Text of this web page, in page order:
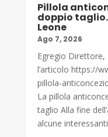
Pillola
doppio
Leone
Ago 7, 2026
Egregio
l’articolo https://
pillola-
La pillola
taglio Alla fine
alcune